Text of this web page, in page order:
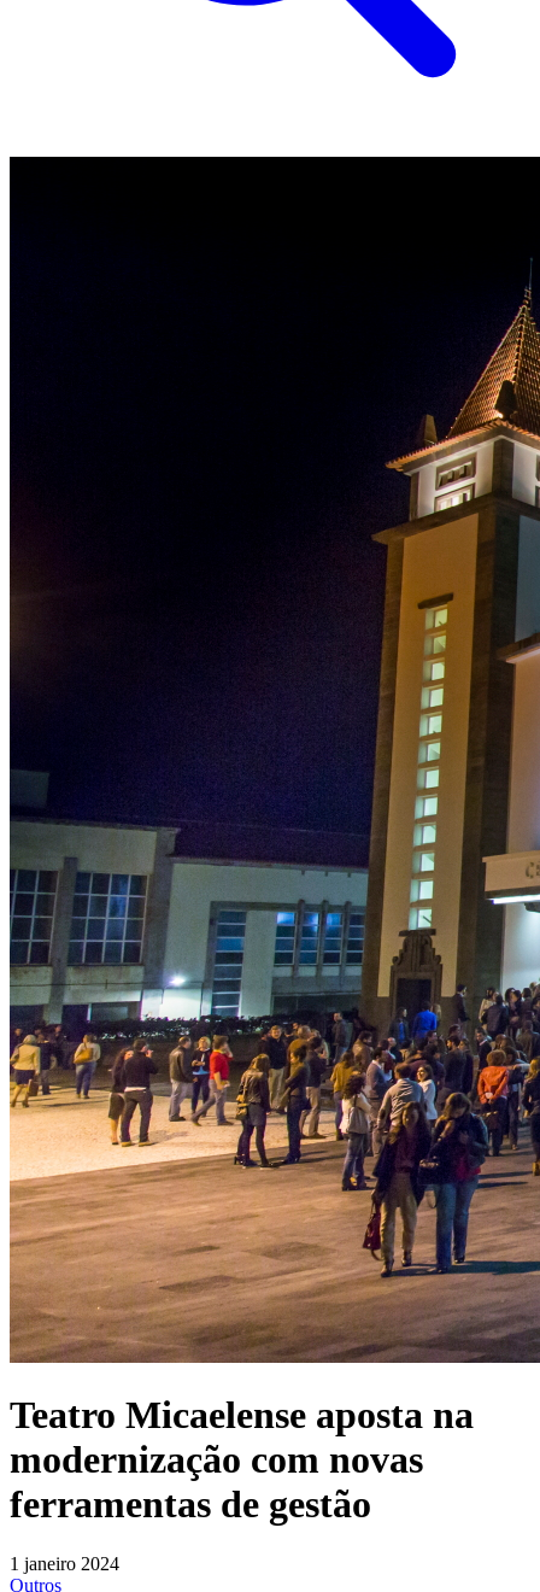
Teatro Micaelense aposta na
modernização com novas
ferramentas de gestão
1 janeiro 2024
Outros